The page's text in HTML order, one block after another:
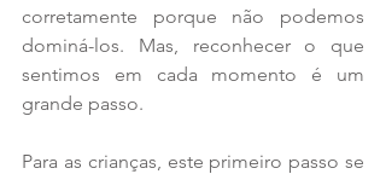
corretamente porque não podemos
dominá-los. Mas, reconhecer o que
sentimos em cada momento é um
grande passo.
Para as crianças, este primeiro passo se